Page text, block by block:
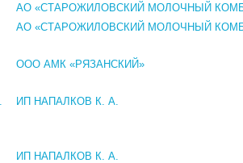
АО «СТАРОЖИЛОВСКИЙ МОЛОЧНЫЙ
АО «СТАРОЖИЛОВСКИЙ МОЛОЧНЫЙ
ООО АМК «РЯЗАНСКИЙ»
ИП НАПАЛКОВ К. А.
ИП НАПАЛКОВ К. А.